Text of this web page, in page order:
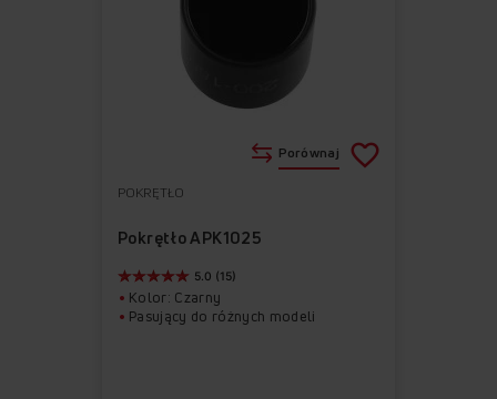
POKRĘTŁO
Pokrętło APK1025
5.0 (15)
Kolor: Czarny
Pasujący do różnych modeli
Porównaj